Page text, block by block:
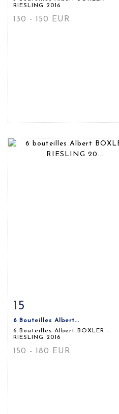
RIESLING 2016
130 - 150 EUR
Fiche détaillée
15
6 Bouteilles Albert...
6 Bouteilles Albert BOXLER -
RIESLING 2016
150 - 180 EUR